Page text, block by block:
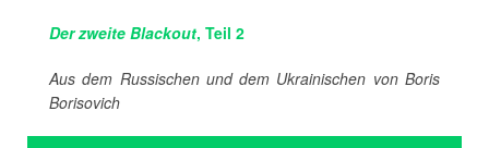
Der zweite Blackout, Teil 2
Aus dem Russischen und dem Ukrainischen von Boris
Borisovich